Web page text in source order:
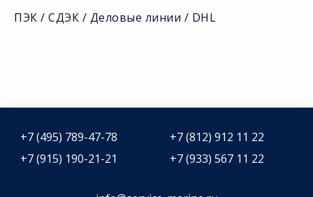
ПЭК / СДЭК / Деловые линии / DHL
+7 (495) 789-47-78
+7 (812) 912 11 22
+7 (915) 190-21-21
+7 (933) 567 11 22